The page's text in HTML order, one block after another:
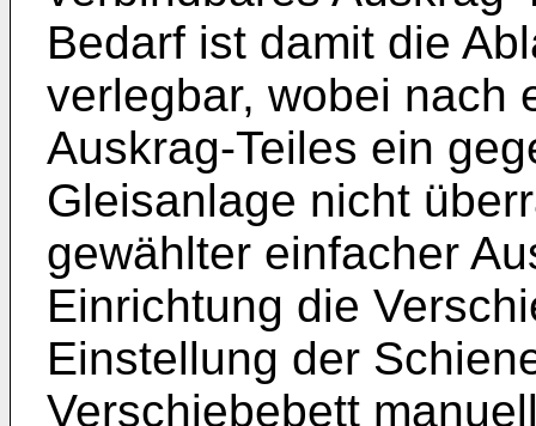
Bedarf ist damit die
verlegbar, wobei nach
Auskrag-Teiles ein
Gleisanlage nicht
gewählter einfacher
Einrichtung die
Einstellung der
Verschiebebett